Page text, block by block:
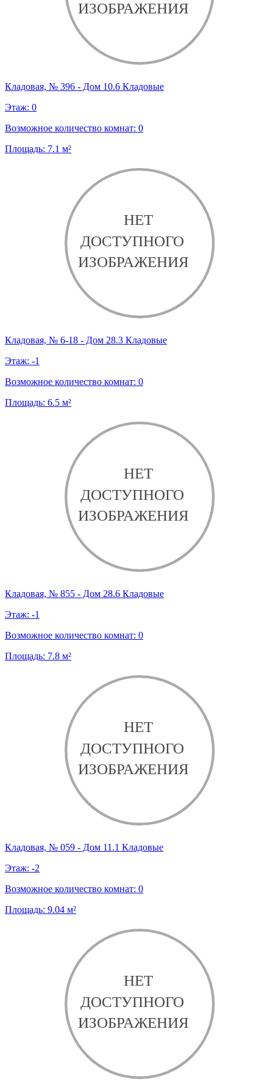
Кладовая, № 396 - Дом 10.6 Кладовые
Этаж: 0
Возможное количество комнат: 0
Площадь: 7.1 м²
Кладовая, № 6-18 - Дом 28.3 Кладовые
Этаж: -1
Возможное количество комнат: 0
Площадь: 6.5 м²
Кладовая, № 855 - Дом 28.6 Кладовые
Этаж: -1
Возможное количество комнат: 0
Площадь: 7.8 м²
Кладовая, № 059 - Дом 11.1 Кладовые
Этаж: -2
Возможное количество комнат: 0
Площадь: 9.04 м²